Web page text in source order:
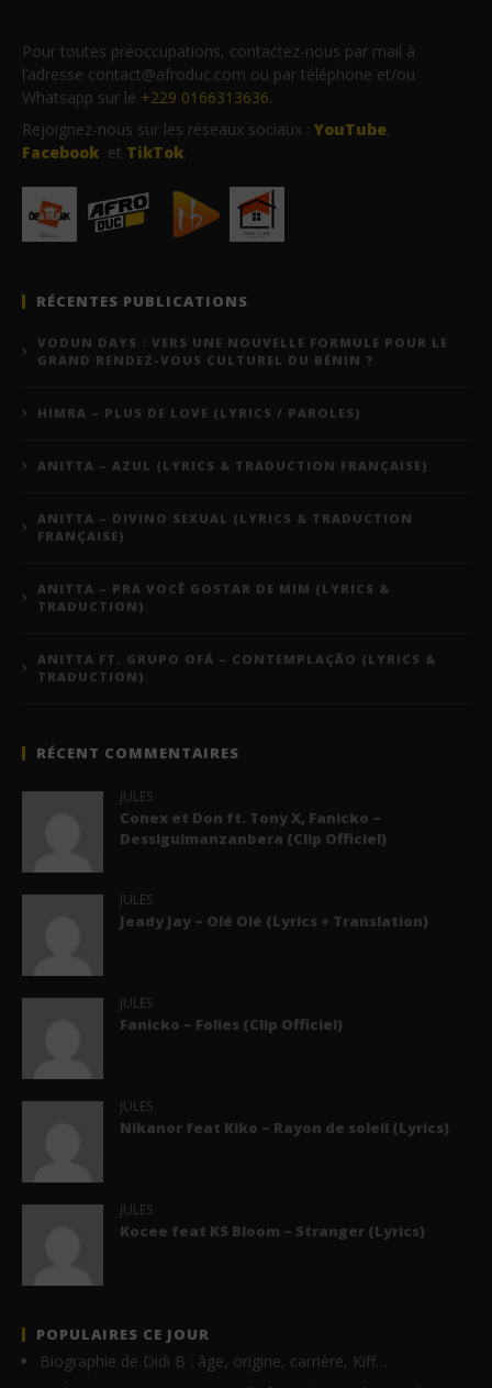
Pour toutes préoccupations, contactez-nous par mail à
l’adresse contact@afroduc.com ou par téléphone et/ou
Whatsapp sur le +229 0166313636.
Rejoignez-nous sur les réseaux sociaux : YouTube,
Facebook et TikTok.
RÉCENTES PUBLICATIONS
VODUN DAYS : VERS UNE NOUVELLE FORMULE POUR LE
GRAND RENDEZ-VOUS CULTUREL DU BÉNIN ?
HIMRA – PLUS DE LOVE (LYRICS / PAROLES)
ANITTA – AZUL (LYRICS & TRADUCTION FRANÇAISE)
ANITTA – DIVINO SEXUAL (LYRICS & TRADUCTION
FRANÇAISE)
ANITTA – PRA VOCÊ GOSTAR DE MIM (LYRICS &
TRADUCTION)
ANITTA FT. GRUPO OFÁ – CONTEMPLAÇÃO (LYRICS &
TRADUCTION)
RÉCENT COMMENTAIRES
JULES
Conex et Don ft. Tony X, Fanicko –
Dessiguimanzanbera (Clip Officiel)
JULES
Jeady Jay – Olé Olé (Lyrics + Translation)
JULES
Fanicko – Folies (Clip Officiel)
JULES
Nikanor feat Kiko – Rayon de soleil (Lyrics)
JULES
Kocee feat KS Bloom – Stranger (Lyrics)
POPULAIRES CE JOUR
Biographie de Didi B : âge, origine, carrière, Kiff…